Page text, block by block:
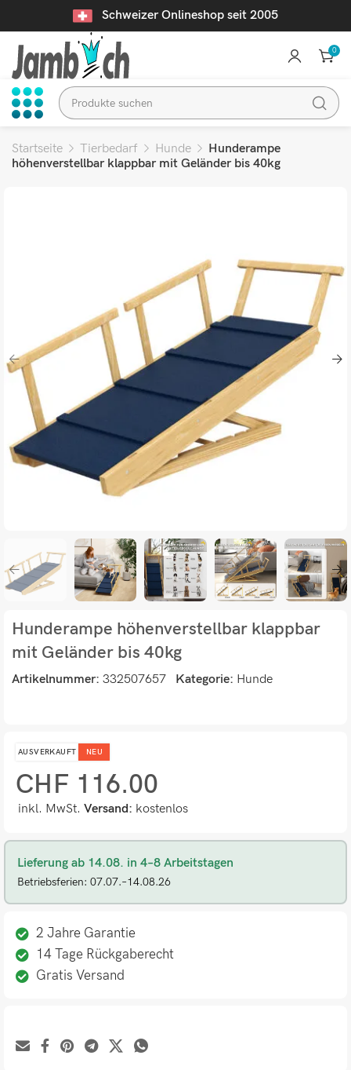
Schweizer Onlineshop seit 2005
0
Startseite Tierbedarf Hunde
Hunderampe
höhenverstellbar klappbar mit Geländer bis 40kg
Hunderampe höhenverstellbar klappbar
mit Geländer bis 40kg
Artikelnummer: 332507657 Kategorie: Hunde
AUSVERKAUFT NEU
CHF 116.00
inkl. MwSt. Versand: kostenlos
Lieferung ab 14.08. in 4–8 Arbeitstagen
Betriebsferien: 07.07.–14.08.26
2 Jahre Garantie
14 Tage Rückgaberecht
Gratis Versand